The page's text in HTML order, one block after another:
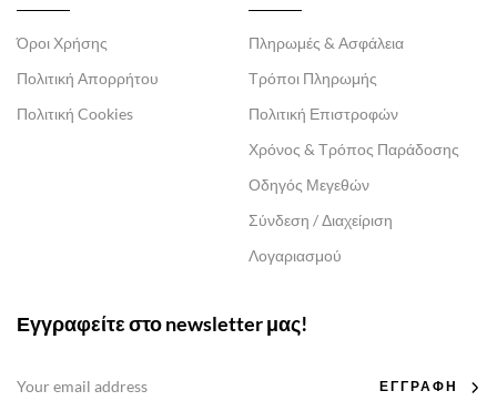
Όροι Χρήσης
Πολιτική Απορρήτου
Πολιτική Cookies
Πληρωμές & Ασφάλεια
Τρόποι Πληρωμής
Πολιτική Επιστροφών
Χρόνος & Τρόπος Παράδοσης
Οδηγός Μεγεθών
Σύνδεση / Διαχείριση
Λογαριασμού
Εγγραφείτε στο newsletter μας!
ΕΓΓΡΑΦΗ